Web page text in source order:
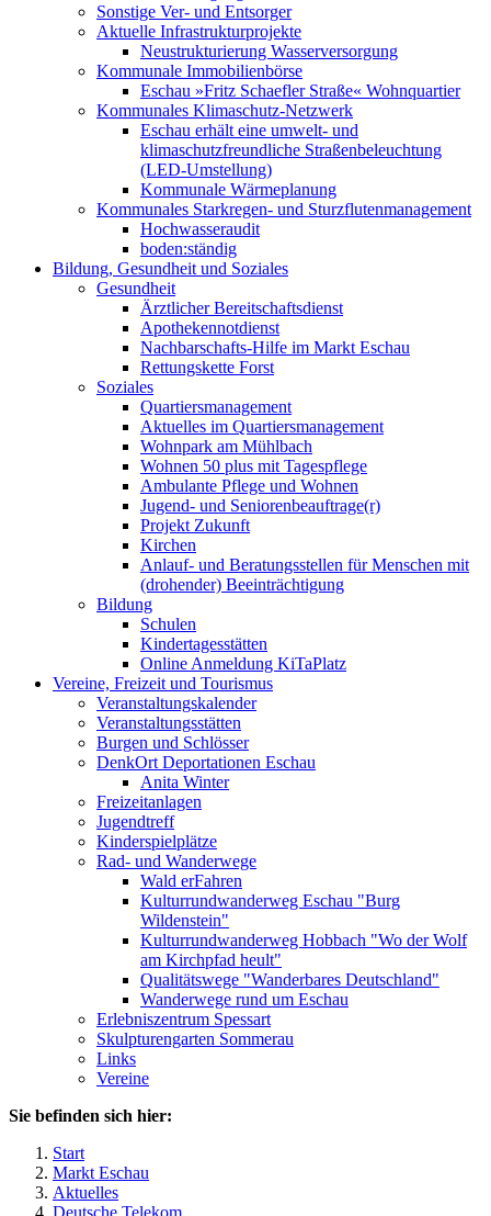
Sonstige Ver- und Entsorger
Aktuelle Infrastrukturprojekte
Neustrukturierung Wasserversorgung
Kommunale Immobilienbörse
Eschau »Fritz Schaefler Straße« Wohnquartier
Kommunales Klimaschutz-Netzwerk
Eschau erhält eine umwelt- und
klimaschutzfreundliche Straßenbeleuchtung
(LED-Umstellung)
Kommunale Wärmeplanung
Kommunales Starkregen- und Sturzflutenmanagement
Hochwasseraudit
boden:ständig
Bildung, Gesundheit und Soziales
Gesundheit
Ärztlicher Bereitschaftsdienst
Apothekennotdienst
Nachbarschafts-Hilfe im Markt Eschau
Rettungskette Forst
Soziales
Quartiersmanagement
Aktuelles im Quartiersmanagement
Wohnpark am Mühlbach
Wohnen 50 plus mit Tagespflege
Ambulante Pflege und Wohnen
Jugend- und Seniorenbeauftrage(r)
Projekt Zukunft
Kirchen
Anlauf- und Beratungsstellen für Menschen mit
(drohender) Beeinträchtigung
Bildung
Schulen
Kindertagesstätten
Online Anmeldung KiTaPlatz
Vereine, Freizeit und Tourismus
Veranstaltungskalender
Veranstaltungsstätten
Burgen und Schlösser
DenkOrt Deportationen Eschau
Anita Winter
Freizeitanlagen
Jugendtreff
Kinderspielplätze
Rad- und Wanderwege
Wald erFahren
Kulturrundwanderweg Eschau "Burg
Wildenstein"
Kulturrundwanderweg Hobbach "Wo der Wolf
am Kirchpfad heult"
Qualitätswege "Wanderbares Deutschland"
Wanderwege rund um Eschau
Erlebniszentrum Spessart
Skulpturengarten Sommerau
Links
Vereine
Sie befinden sich hier:
Start
Markt Eschau
Aktuelles
Deutsche Telekom